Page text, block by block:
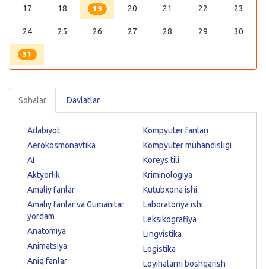
17 18 19 20 21 22 23
24 25 26 27 28 29 30
31
Sohalar Davlatlar
Adabiyot
Aerokosmonavtika
AI
Aktyorlik
Amaliy fanlar
Amaliy fanlar va Gumanitar
yordam
Anatomiya
Animatsiya
Aniq fanlar
Kompyuter fanlari
Kompyuter muhandisligi
Koreys tili
Kriminologiya
Kutubxona ishi
Laboratoriya ishi
Leksikografiya
Lingvistika
Logistika
Loyihalarni boshqarish